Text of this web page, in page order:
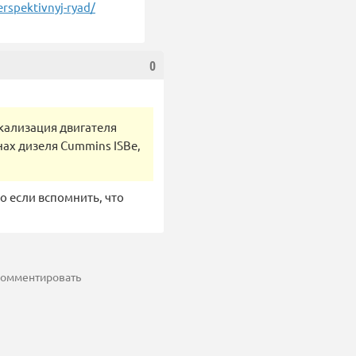
ryad/
0
двигателя
дизеля Cummins ISBe,
если вспомнить, что